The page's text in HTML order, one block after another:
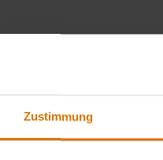
Zustimmung